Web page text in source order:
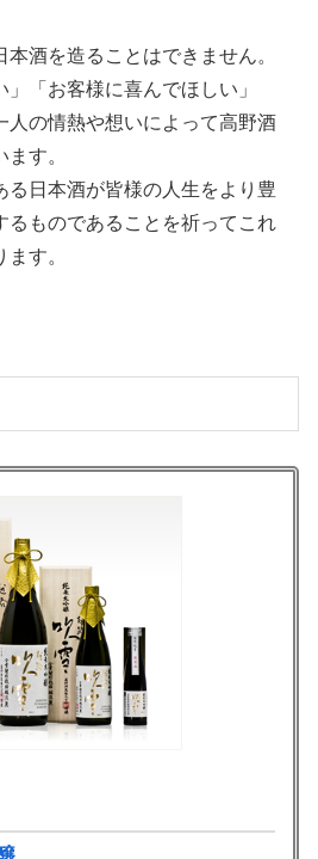
酒を造ることはできません。
」「お客様に喜んでほしい」
人の情熱や想いによって高野酒
す。
る日本酒が皆様の人生をより豊
るものであることを祈ってこれ
す。